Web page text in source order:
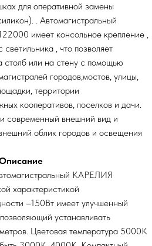
для оперативной замены
. Автомагистральный
имеет консольное крепление ,
, что позволяет
столб или на стену с помощью
городов,мостов, улицы,
территории
кооперативов, поселков и дачи.
современный внешний вид и
облик городов и освещения
КАРЕЛИЯ
характеристикой
–150Вт имеет улучшенный
устанавливать
Цветовая температура 5000К